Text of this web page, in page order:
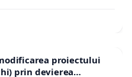
proiectului
prin devierea